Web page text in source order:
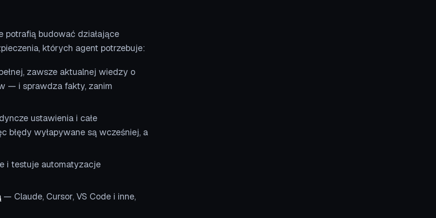
budować działające
których agent potrzebuje:
zawsze aktualnej wiedzy o
— i sprawdza fakty, zanim
ustawienia i całe
błędy wyłapywane są wcześniej, a
i testuje automatyzacje
— Claude, Cursor, VS Code i inne,